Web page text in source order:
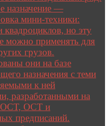
назначение —
мини-техники:
квадроциклов, но эту
можно применять для
грузов.
они на базе
назначения с теми
к ней
разработанными на
ОСТ и
предписаний.